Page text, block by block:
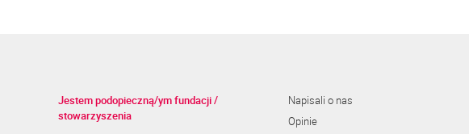
Jestem podopieczną/ym fundacji /
stowarzyszenia
Napisali o nas
Opinie